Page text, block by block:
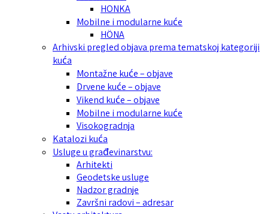
HONKA
Mobilne i modularne kuće
HÖNA
Arhivski pregled objava prema tematskoj kategoriji
kuća
Montažne kuće – objave
Drvene kuće – objave
Vikend kuće – objave
Mobilne i modularne kuće
Visokogradnja
Katalozi kuća
Usluge u građevinarstvu:
Arhitekti
Geodetske usluge
Nadzor gradnje
Završni radovi – adresar